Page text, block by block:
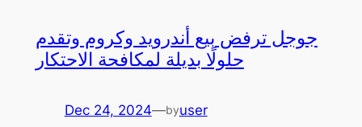
جوجل ترفض بيع أندرويد وكروم وتقدم
حلولًا بديلة لمكافحة الاحتكار
Dec 24, 2024—byuser